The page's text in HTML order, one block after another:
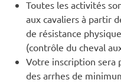
Toutes les activités
aux cavaliers à partir
de résistance
(contrôle du cheval
Votre inscription sera
des arrhes de